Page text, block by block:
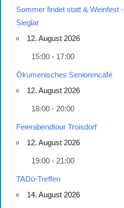
Sommer findet statt & Weinfest -
Sieglar
12. August 2026
15:00 - 17:00
Ökumenisches Seniorencafé
12. August 2026
18:00 - 20:00
Feierabendtour Troisdorf
12. August 2026
19:00 - 21:00
TADü-Treffen
14. August 2026